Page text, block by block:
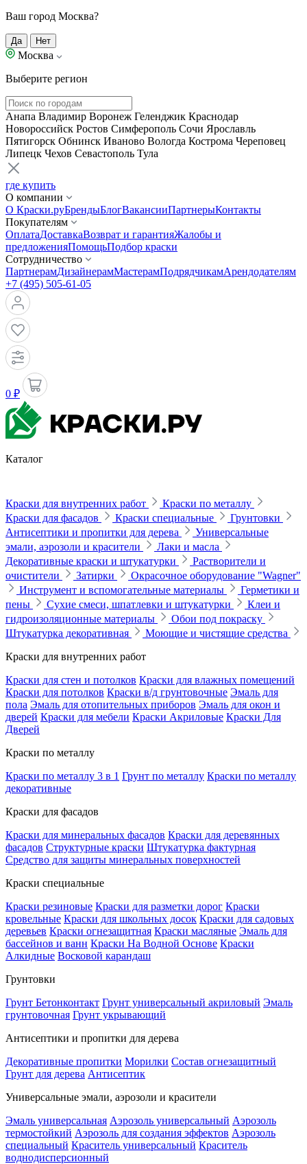
Ваш город Москва?
Да Нет
Москва
Выберите регион
Анапа Владимир Воронеж Геленджик Краснодар
Новороссийск Ростов Симферополь Сочи Ярославль
Пятигорск Обнинск Иваново Вологда Кострома Череповец
Липецк Чехов Севастополь Тула
где купить
О компании
О Краски.руБрендыБлогВакансииПартнерыКонтакты
Покупателям
ОплатаДоставкаВозврат и гарантияЖалобы и
предложенияПомощьПодбор краски
Сотрудничество
ПартнерамДизайнерамМастерамПодрядчикамАрендодателям
+7 (495) 505-61-05
0 ₽
Каталог
Краски для внутренних работ
Краски по металлу
Краски для фасадов
Краски специальные
Грунтовки
Антисептики и пропитки для дерева
Универсальные
эмали, аэрозоли и красители
Лаки и масла
Декоративные краски и штукатурки
Растворители и
очистители
Затирки
Окрасочное оборудование "Wagner"
Инструмент и вспомогательные материалы
Герметики и
пены
Сухие смеси, шпатлевки и штукатурки
Клеи и
гидроизоляционные материалы
Обои под покраску
Штукатурка декоративная
Моющие и чистящие средства
Краски для внутренних работ
Краски для стен и потолков Краски для влажных помещений
Краски для потолков Краски в/д грунтовочные Эмаль для
пола Эмаль для отопительных приборов Эмаль для окон и
дверей Краски для мебели Краски Акриловые Краски Для
Дверей
Краски по металлу
Краски по металлу 3 в 1 Грунт по металлу Краски по металлу
декоративные
Краски для фасадов
Краски для минеральных фасадов Краски для деревянных
фасадов Структурные краски Штукатурка фактурная
Средство для защиты минеральных поверхностей
Краски специальные
Краски резиновые Краски для разметки дорог Краски
кровельные Краски для школьных досок Краски для садовых
деревьев Краски огнезащитная Краски масляные Эмаль для
бассейнов и ванн Краски На Водной Основе Краски
Алкидные Восковой карандаш
Грунтовки
Грунт Бетонконтакт Грунт универсальный акриловый Эмаль
грунтовочная Грунт укрывающий
Антисептики и пропитки для дерева
Декоративные пропитки Морилки Состав огнезащитный
Грунт для дерева Антисептик
Универсальные эмали, аэрозоли и красители
Эмаль универсальная Аэрозоль универсальный Аэрозоль
термостойкий Аэрозоль для создания эффектов Аэрозоль
специальный Краситель универсальный Краситель
воднодисперсионный